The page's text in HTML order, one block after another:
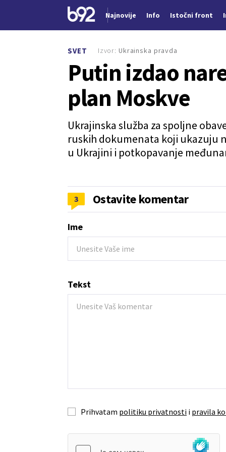
Najnovije Info Istočni front
SVET
Putin izdao
plan Moskve
Ukrajinska služba za spoljne
ruskih dokumenata koji ukazuju
u Ukrajini i potkopavanje
Izvor: Ukrainska pravda
3 Ostavite komentar
Ime
Tekst
Prihvatam politiku privatnosti i pravila